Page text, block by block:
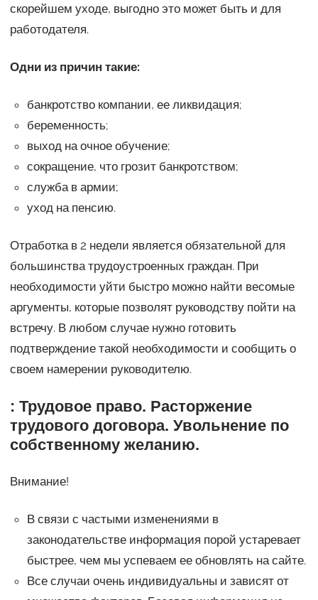
скорейшем уходе, выгодно это может быть и для
работодателя.
Одни из причин такие:
банкротство компании, ее ликвидация;
беременность;
выход на очное обучение;
сокращение, что грозит банкротством;
служба в армии;
уход на пенсию.
Отработка в 2 недели является обязательной для
большинства трудоустроенных граждан. При
необходимости уйти быстро можно найти весомые
аргументы, которые позволят руководству пойти на
встречу. В любом случае нужно готовить
подтверждение такой необходимости и сообщить о
своем намерении руководителю.
: Трудовое право. Расторжение
трудового договора. Увольнение по
собственному желанию.
Внимание!
В связи с частыми изменениями в
законодательстве информация порой устаревает
быстрее, чем мы успеваем ее обновлять на сайте.
Все случаи очень индивидуальны и зависят от